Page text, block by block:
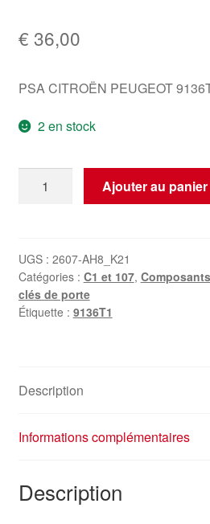
€ 36,00
PSA CITROËN PEUGEOT
2 en stock
porte
avant
droite
pour
PSA
107
Ajouter au panier
UGS : 2607-AH8_K21
Catégories : C1 et 107,
clés de porte
Étiquette : 9136T1
Description
Informations complémentaires
Description